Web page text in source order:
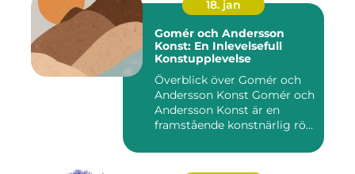
18. jan
Gomér och Andersson
Konst: En Inlevelsefull
Konstupplevelse
Överblick över Gomér och
Andersson Konst Gomér och
Andersson Konst är en
framstående konstnärlig rö...